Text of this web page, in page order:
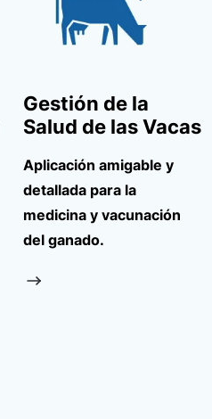
Gestión de la
Salud de las Vacas
Aplicación amigable y
detallada para la
medicina y vacunación
del ganado.